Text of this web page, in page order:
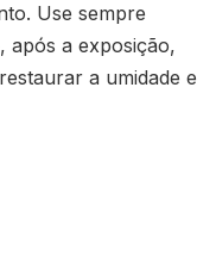
Use sempre
após a exposição,
a umidade e